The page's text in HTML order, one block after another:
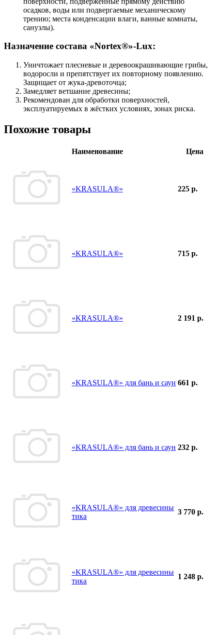
осадков, воды или подвергаемые механическому
трению; места конденсации влаги, ванные комнаты,
санузлы).
Назначение состава «Nortex®»-Lux:
Уничтожает плесневые и деревоокрашивающие грибы,
водоросли и препятствует их повторному появлению.
Защищает от жука-древоточца;
Замедляет ветшание древесины;
Рекомендован для обработки поверхностей,
эксплуатируемых в жёстких условиях, зонах риска.
Похожие товары
Наименование Цена
«KRASULA®» 225 р.
«KRASULA®» 715 р.
«KRASULA®» 2 191 р.
«KRASULA®» для бань и саун 661 р.
«KRASULA®» для бань и саун 232 р.
«KRASULA®» для древесины
тика
3 770 р.
«KRASULA®» для древесины
тика
1 248 р.